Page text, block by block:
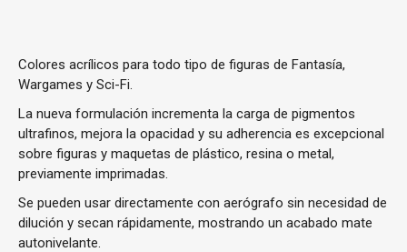
Colores acrílicos para todo tipo de figuras de Fantasía,
Wargames y Sci-Fi.
La nueva formulación incrementa la carga de pigmentos
ultrafinos, mejora la opacidad y su adherencia es excepcional
sobre figuras y maquetas de plástico, resina o metal,
previamente imprimadas.
Se pueden usar directamente con aerógrafo sin necesidad de
dilución y secan rápidamente, mostrando un acabado mate
autonivelante.